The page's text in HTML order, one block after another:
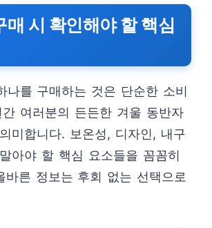
매 시 확인해야 할 핵심
나를 구매하는 것은 단순한 소비
여러분의 든든한 겨울 동반자
미합니다. 보온성, 디자인, 내구
아야 할 핵심 요소들을 꼼꼼히
바른 정보는 후회 없는 선택으로